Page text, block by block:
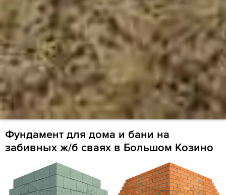
Фундамент для дома и бани на
забивных ж/б сваях в Большом Козино